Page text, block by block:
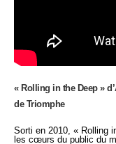
« Rolling in the Deep »
de Triomphe
Sorti en 2010, « Rolling
les cœurs du public du